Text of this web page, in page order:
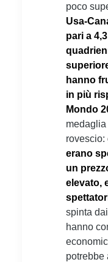
poco
Usa-
pari a
hanno
in più
Mondo
rovescio:
erano
un
elevato,
spinta
hanno
potrebbe